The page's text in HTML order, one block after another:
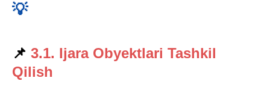
💡
📌 3.1. Ijara Obyektlari Tashkil
Qilish